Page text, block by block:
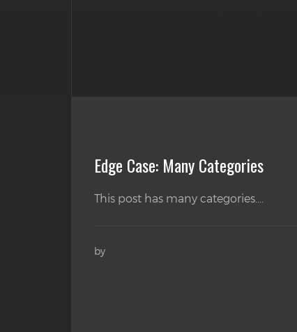
Edge Case: Many Categories
This post has many categories....
by